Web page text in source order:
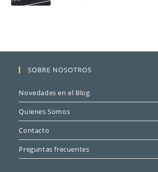
SOBRE NOSOTROS
Novedades en el Blog
Quienes Somos
Contacto
Preguntas frecuentes